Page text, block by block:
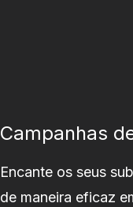
Campanhas
Encante os seus
de maneira eficaz